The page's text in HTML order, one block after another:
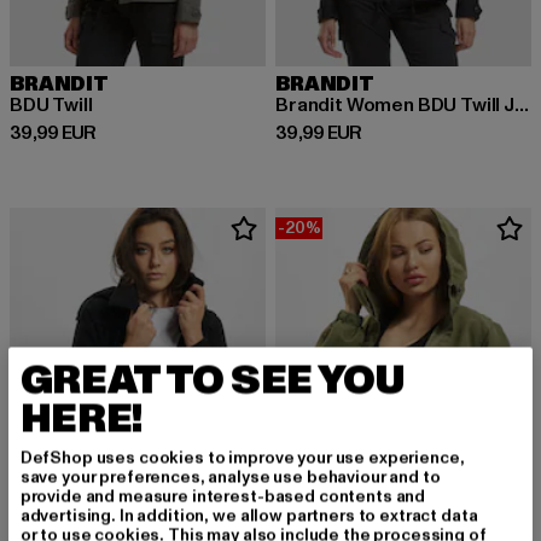
BRANDIT
BDU Twill
39,99 EUR
Derzeitiger Preis: 39,99 EUR
BRANDIT
Brandit Women BDU Twill Jacket
39,99 EUR
Derzeitiger Preis: 39,99 EUR
-20%
GREAT TO SEE YOU
HERE!
DefShop uses cookies to improve your use experience,
save your preferences, analyse use behaviour and to
provide and measure interest-based contents and
advertising. In addition, we allow partners to extract data
or to use cookies. This may also include the processing of